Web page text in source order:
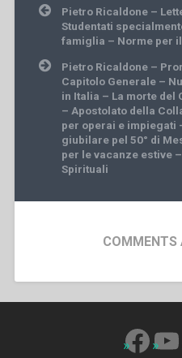
Post
navigation
Pietro Ricaldone –
Studentati
famiglia – Norme per
Pietro Ricaldone –
Capitolo Generale –
in Italia – La morte del
– Apostolato della
per operai e impiegati
giubilare pel 50° di
per le vacanze estive
Spirituali
COMMENTS